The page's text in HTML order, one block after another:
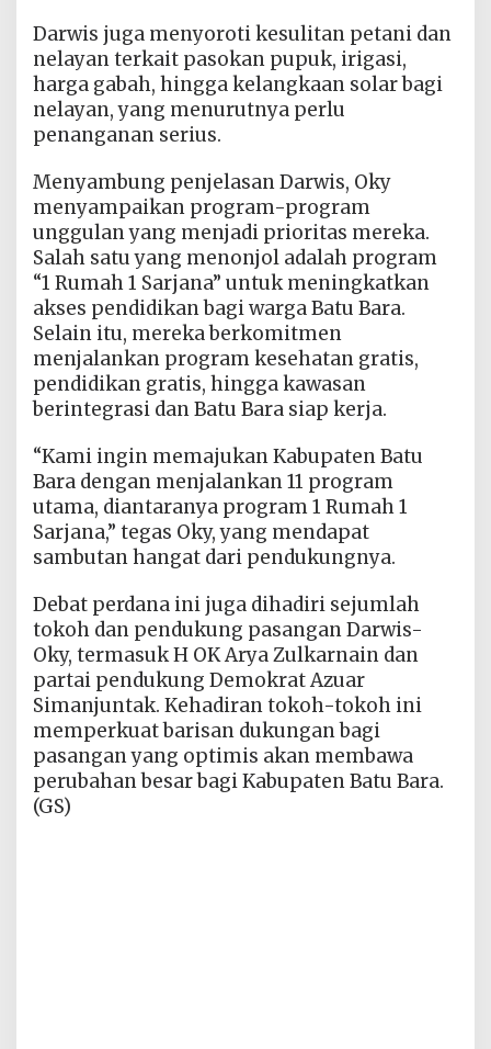
Darwis juga menyoroti kesulitan petani dan
nelayan terkait pasokan pupuk, irigasi,
harga gabah, hingga kelangkaan solar bagi
nelayan, yang menurutnya perlu
penanganan serius.
Menyambung penjelasan Darwis, Oky
menyampaikan program-program
unggulan yang menjadi prioritas mereka.
Salah satu yang menonjol adalah program
“1 Rumah 1 Sarjana” untuk meningkatkan
akses pendidikan bagi warga Batu Bara.
Selain itu, mereka berkomitmen
menjalankan program kesehatan gratis,
pendidikan gratis, hingga kawasan
berintegrasi dan Batu Bara siap kerja.
“Kami ingin memajukan Kabupaten Batu
Bara dengan menjalankan 11 program
utama, diantaranya program 1 Rumah 1
Sarjana,” tegas Oky, yang mendapat
sambutan hangat dari pendukungnya.
Debat perdana ini juga dihadiri sejumlah
tokoh dan pendukung pasangan Darwis-
Oky, termasuk H OK Arya Zulkarnain dan
partai pendukung Demokrat Azuar
Simanjuntak. Kehadiran tokoh-tokoh ini
memperkuat barisan dukungan bagi
pasangan yang optimis akan membawa
perubahan besar bagi Kabupaten Batu Bara.
(GS)